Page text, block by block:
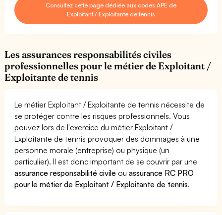
Consultez cette page dédiée aux codes APE de
Exploitant / Exploitante de tennis
Les assurances responsabilités civiles
professionnelles pour le métier de Exploitant /
Exploitante de tennis
Le métier Exploitant / Exploitante de tennis nécessite de
se protéger contre les risques professionnels. Vous
pouvez lors de l'exercice du métier Exploitant /
Exploitante de tennis provoquer des dommages à une
personne morale (entreprise) ou physique (un
particulier). Il est donc important de se couvrir par une
assurance responsabilité civile ouassurance RC PRO
pour le métier de Exploitant / Exploitante de tennis.